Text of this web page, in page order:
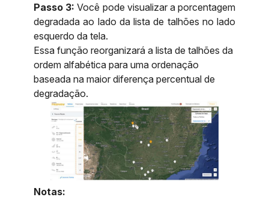
Passo 3: Você pode visualizar a porcentagem
degradada ao lado da lista de talhões no lado
esquerdo da tela.
Essa função reorganizará a lista de talhões da
ordem alfabética para uma ordenação
baseada na maior diferença percentual de
degradação.
Notas: